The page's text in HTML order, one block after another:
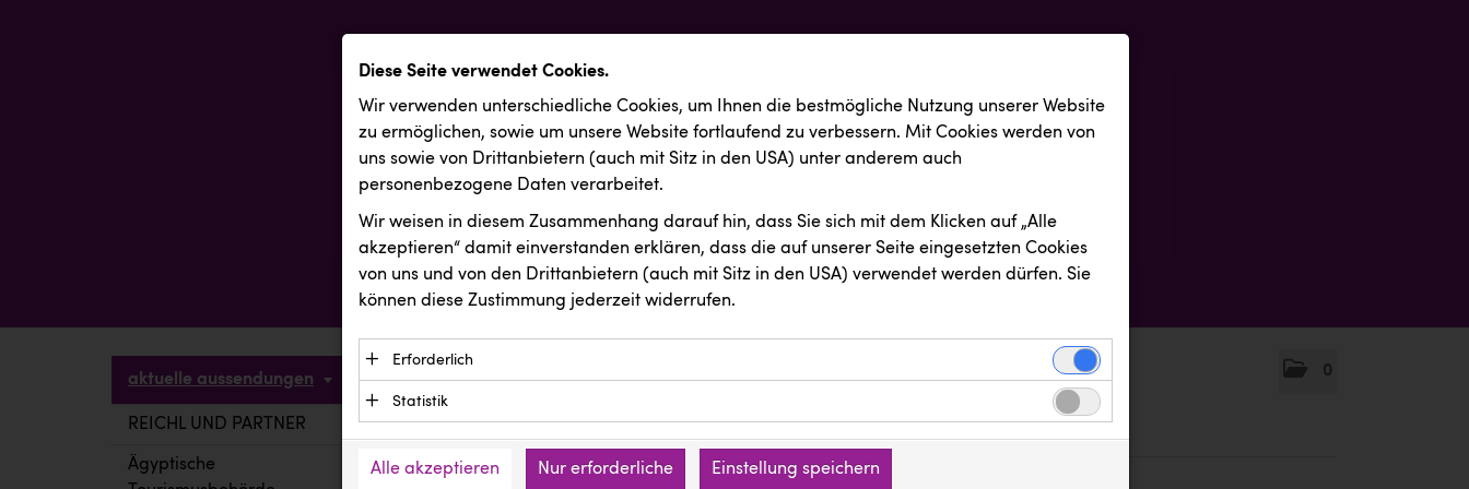
0
aktuelle aussendungen
REICHL UND PARTNER
Ägyptische
Diese Seite verwendet Cookies.
Wir verwenden unterschiedliche Cookies, um Ihnen die best­mögliche Nutzung unserer Website
zu ermöglichen, sowie um unsere Website fortlaufend zu verbessern. Mit Cookies werden von
uns sowie von Drittanbietern (auch mit Sitz in den USA) unter anderem auch
personenbezogene Daten verarbeitet.
Wir weisen in diesem Zusammenhang darauf hin, dass Sie sich mit dem Klicken auf „Alle
akzeptieren“ damit ein­ver­standen erklären, dass die auf unserer Seite eingesetzten Cookies
von uns und von den Drittanbietern (auch mit Sitz in den USA) verwendet werden dürfen. Sie
können diese Zustimmung jederzeit widerrufen.
Erforderlich
Essenzielle Cookies ermöglichen grundlegende Funktionen und sind für die einwandfreie
Funktion der Website erforderlich. Diese Cookies speichern keine personenbezogenen
Daten und werden an keine Dritten übermittelt.
Anbieter: Eigentümer der Website (Erstanbieter)
Statistik
verstehen, wie unsere Besucher unsere Website nutzen.
Alle akzeptieren Nur erforderliche Einstellung speichern